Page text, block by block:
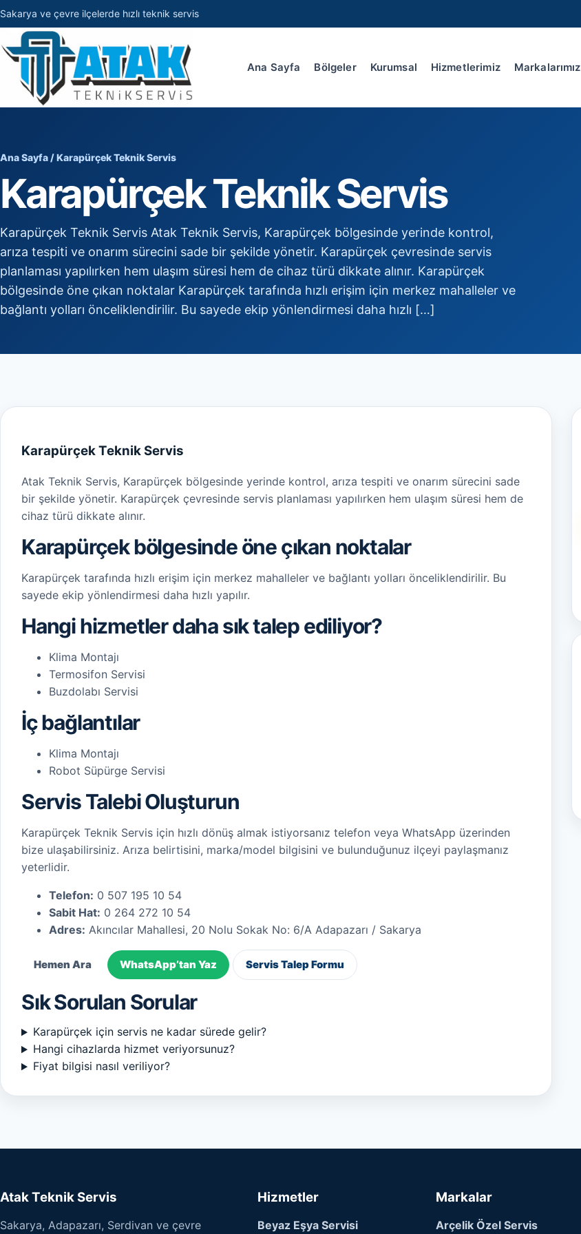
Sakarya ve çevre ilçelerde hızlı teknik servis
Ana Sayfa Kurumsal Hizmetlerimiz Markalarımız
Bölgeler
Ana Sayfa / Karapürçek Teknik Servis
Karapürçek Teknik Servis
Karapürçek Teknik Servis Atak Teknik Servis, Karapürçek bölgesinde yerinde kontrol,
arıza tespiti ve onarım sürecini sade bir şekilde yönetir. Karapürçek çevresinde servis
planlaması yapılırken hem ulaşım süresi hem de cihaz türü dikkate alınır. Karapürçek
bölgesinde öne çıkan noktalar Karapürçek tarafında hızlı erişim için merkez mahalleler ve
bağlantı yolları önceliklendirilir. Bu sayede ekip yönlendirmesi daha hızlı […]
Karapürçek Teknik Servis
Atak Teknik Servis, Karapürçek bölgesinde yerinde kontrol, arıza tespiti ve onarım sürecini sade
bir şekilde yönetir. Karapürçek çevresinde servis planlaması yapılırken hem ulaşım süresi hem de
cihaz türü dikkate alınır.
Karapürçek bölgesinde öne çıkan noktalar
Karapürçek tarafında hızlı erişim için merkez mahalleler ve bağlantı yolları önceliklendirilir. Bu
sayede ekip yönlendirmesi daha hızlı yapılır.
Hangi hizmetler daha sık talep ediliyor?
Klima Montajı
Termosifon Servisi
Buzdolabı Servisi
İç bağlantılar
Klima Montajı
Robot Süpürge Servisi
Servis Talebi Oluşturun
Karapürçek Teknik Servis için hızlı dönüş almak istiyorsanız telefon veya WhatsApp üzerinden
bize ulaşabilirsiniz. Arıza belirtisini, marka/model bilgisini ve bulunduğunuz ilçeyi paylaşmanız
yeterlidir.
Telefon: 0 507 195 10 54
Sabit Hat: 0 264 272 10 54
Adres: Akıncılar Mahallesi, 20 Nolu Sokak No: 6/A Adapazarı / Sakarya
Hemen Ara WhatsApp’tan Yaz Servis Talep Formu
Sık Sorulan Sorular
Karapürçek için servis ne kadar sürede gelir?
Hangi cihazlarda hizmet veriyorsunuz?
Fiyat bilgisi nasıl veriliyor?
Atak Teknik Servis
Sakarya, Adapazarı, Serdivan ve çevre
Hizmetler
Beyaz Eşya Servisi
Markalar
Arçelik Özel Servis